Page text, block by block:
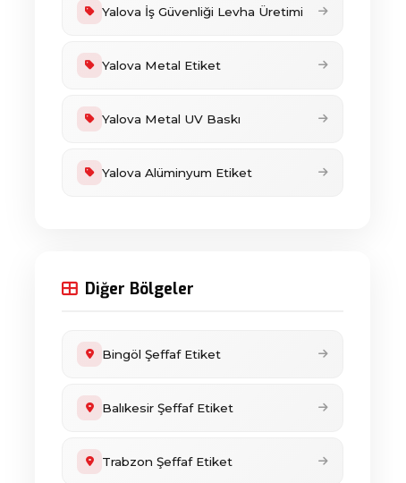
Yalova İş Güvenliği Levha Üretimi
Yalova Metal Etiket
Yalova Metal UV Baskı
Yalova Alüminyum Etiket
Diğer Bölgeler
Bingöl Şeffaf Etiket
Balıkesir Şeffaf Etiket
Trabzon Şeffaf Etiket